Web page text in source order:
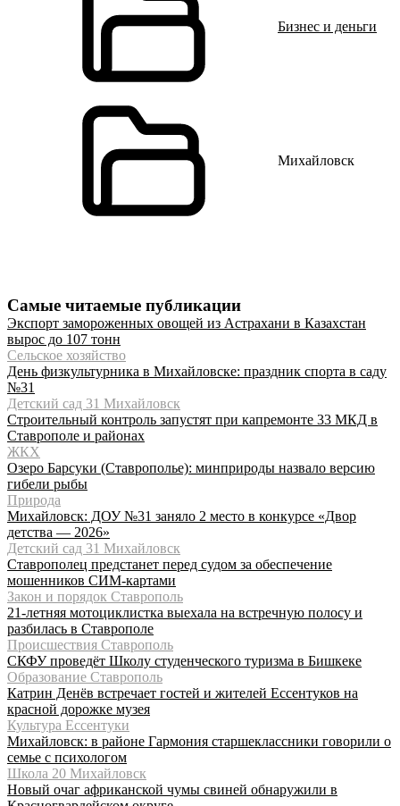
Бизнес и деньги
Михайловск
Самые читаемые публикации
Экспорт замороженных овощей из Астрахани в Казахстан
вырос до 107 тонн
Сельское хозяйство
День физкультурника в Михайловске: праздник спорта в саду
№31
Детский сад 31 Михайловск
Строительный контроль запустят при капремонте 33 МКД в
Ставрополе и районах
ЖКХ
Озеро Барсуки (Ставрополье): минприроды назвало версию
гибели рыбы
Природа
Михайловск: ДОУ №31 заняло 2 место в конкурсе «Двор
детства — 2026»
Детский сад 31 Михайловск
Ставрополец предстанет перед судом за обеспечение
мошенников СИМ-картами
Закон и порядок Ставрополь
21-летняя мотоциклистка выехала на встречную полосу и
разбилась в Ставрополе
Происшествия Ставрополь
СКФУ проведёт Школу студенческого туризма в Бишкеке
Образование Ставрополь
Катрин Денёв встречает гостей и жителей Ессентуков на
красной дорожке музея
Культура Ессентуки
Михайловск: в районе Гармония старшеклассники говорили о
семье с психологом
Школа 20 Михайловск
Новый очаг африканской чумы свиней обнаружили в